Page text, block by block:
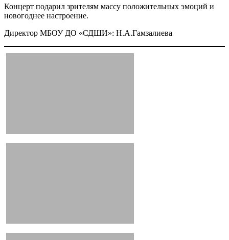
Концерт подарил зрителям массу положительных эмоций и
новогоднее настроение.
Директор МБОУ ДО «СДШИ»: Н.А.Гамзалиева